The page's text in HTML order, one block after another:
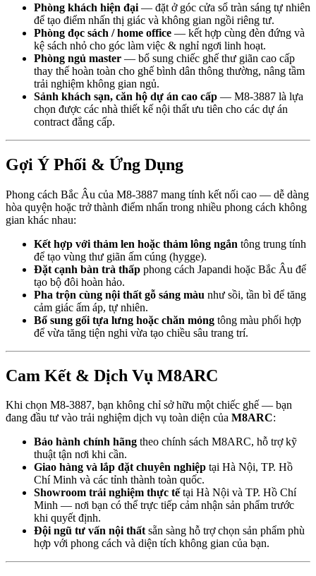
Phòng khách hiện đại — đặt ở góc cửa sổ tràn sáng tự nhiên
để tạo điểm nhấn thị giác và không gian ngồi riêng tư.
Phòng đọc sách / home office — kết hợp cùng đèn đứng và
kệ sách nhỏ cho góc làm việc & nghỉ ngơi linh hoạt.
Phòng ngủ master — bổ sung chiếc ghế thư giãn cao cấp
thay thế hoàn toàn cho ghế bình dân thông thường, nâng tầm
trải nghiệm không gian ngủ.
Sảnh khách sạn, căn hộ dự án cao cấp — M8-3887 là lựa
chọn được các nhà thiết kế nội thất ưu tiên cho các dự án
contract đẳng cấp.
Gợi Ý Phối & Ứng Dụng
Phong cách Bắc Âu của M8-3887 mang tính kết nối cao — dễ dàng
hòa quyện hoặc trở thành điểm nhấn trong nhiều phong cách không
gian khác nhau:
Kết hợp với thảm len hoặc thảm lông ngắn tông trung tính
để tạo vùng thư giãn ấm cúng (hygge).
Đặt cạnh bàn trà thấp phong cách Japandi hoặc Bắc Âu để
tạo bộ đôi hoàn hảo.
Pha trộn cùng nội thất gỗ sáng màu như sồi, tần bì để tăng
cảm giác ấm áp, tự nhiên.
Bổ sung gối tựa lưng hoặc chăn mỏng tông màu phối hợp
để vừa tăng tiện nghi vừa tạo chiều sâu trang trí.
Cam Kết & Dịch Vụ M8ARC
Khi chọn M8-3887, bạn không chỉ sở hữu một chiếc ghế — bạn
đang đầu tư vào trải nghiệm dịch vụ toàn diện của M8ARC:
Bảo hành chính hãng theo chính sách M8ARC, hỗ trợ kỹ
thuật tận nơi khi cần.
Giao hàng và lắp đặt chuyên nghiệp tại Hà Nội, TP. Hồ
Chí Minh và các tỉnh thành toàn quốc.
Showroom trải nghiệm thực tế tại Hà Nội và TP. Hồ Chí
Minh — nơi bạn có thể trực tiếp cảm nhận sản phẩm trước
khi quyết định.
Đội ngũ tư vấn nội thấtsẵn sàng hỗ trợ chọn sản phẩm phù
hợp với phong cách và diện tích không gian của bạn.